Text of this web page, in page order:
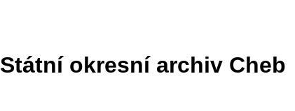
Státní okresní archiv Cheb